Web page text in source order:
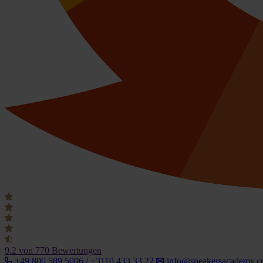
9.2 von 770 Bewertungen
+49 800 589 5006 / +3110 433 33 22